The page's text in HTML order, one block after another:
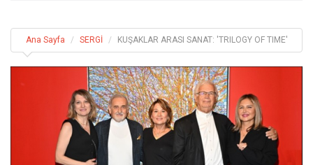
Ana Sayfa SERGİ KUŞAKLAR ARASI SANAT: 'TRILOGY OF TIME'